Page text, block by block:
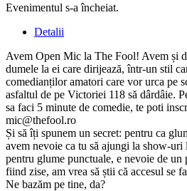
Evenimentul s-a încheiat.
Detalii
Avem Open Mic la The Fool! Avem și
dumele la ei care dirijează, într-un stil
comedianților amatori care vor urca pe
asfaltul de pe Victoriei 118 să dârdâie.
sa faci 5 minute de comedie, te poti
mic@thefool.ro
Și să îți spunem un secret: pentru ca
avem nevoie ca tu să ajungi la show-
pentru glume punctuale, e nevoie de un
fiind zise, am vrea să știi că accesul se
Ne bazăm pe tine, da?